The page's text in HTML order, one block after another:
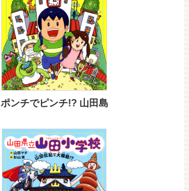
ポンチでピンチ!? 山田島